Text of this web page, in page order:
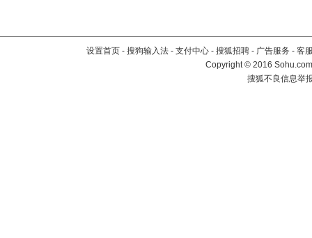
设置首页 - 搜狗输入法 - 支付中心 - 搜狐招聘 - 广告服务 - 客
Copyright©2016
搜狐不良信息举